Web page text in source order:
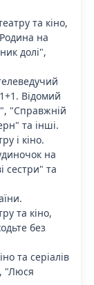
та кіно,
на
долі",
Відомий
"Справжній
та інші.
і кіно.
на
сестри" та
та кіно,
без
та серіалів
"Люся